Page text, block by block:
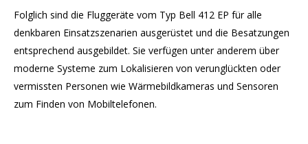
Folglich sind die Fluggeräte vom Typ Bell 412 EP für alle
denkbaren Einsatzszenarien ausgerüstet und die Besatzungen
entsprechend ausgebildet. Sie verfügen unter anderem über
moderne Systeme zum Lokalisieren von verunglückten oder
vermissten Personen wie Wärmebildkameras und Sensoren
zum Finden von Mobiltelefonen.